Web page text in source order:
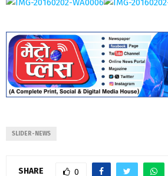
SLIDER-NEWS
SHARE 0